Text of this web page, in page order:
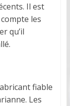
Il est
les
qu’il
fiable
Les